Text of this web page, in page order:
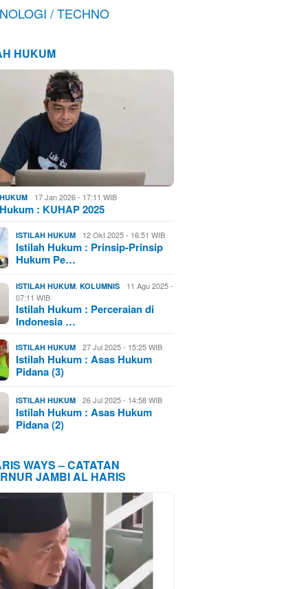
/ TECHNO
HUKUM
17 Jan 2026 - 17:11 WIB
: KUHAP 2025
ISTILAH HUKUM 12 Okt 2025 - 16:51 WIB
Istilah Hukum : Prinsip-Prinsip
Hukum Pe…
ISTILAH HUKUM ,KOLUMNIS
11 Agu 2025 -
07:11 WIB
Istilah Hukum : Perceraian di
Indonesia …
ISTILAH HUKUM 27 Jul 2025 - 15:25 WIB
Istilah Hukum : Asas Hukum
Pidana (3)
ISTILAH HUKUM 26 Jul 2025 - 14:58 WIB
Istilah Hukum : Asas Hukum
Pidana (2)
WAYS – CATATAN
JAMBI AL HARIS